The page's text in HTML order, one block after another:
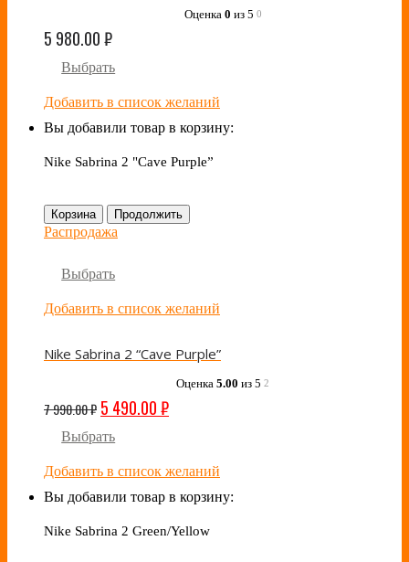
Оценка 0 из 5 0
5 980.00₽
Выбрать
Добавить в список желаний
Вы добавили товар в корзину:
Nike Sabrina 2 "Cave Purple”
Корзина Продолжить
Распродажа
Выбрать
Добавить в список желаний
Nike Sabrina 2 “Cave Purple”
Оценка 5.00 из 5 2
7 990.00₽ 5 490.00₽
Выбрать
Добавить в список желаний
Вы добавили товар в корзину:
Nike Sabrina 2 Green/Yellow